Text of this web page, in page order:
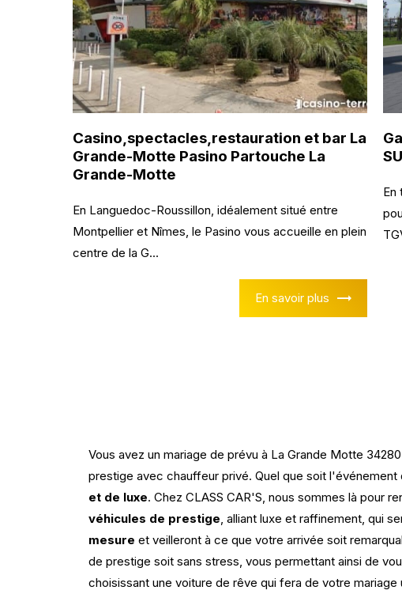
Casino,spectacles,restauration et bar La
Grande-Motte Pasino Partouche La
Grande-Motte
En Languedoc-Roussillon, idéalement situé entre
Montpellier et Nîmes, le Pasino vous accueille en plein
centre de la G...
En savoir plus
En
Vous avez un mariage de prévu à La Grande Motte
prestige avec chauffeur privé. Quel que soit
et de luxe. Chez CLASS CAR'S, nous sommes là pour
véhicules de prestige, alliant luxe et raffinement, qui
mesure et veilleront à ce que votre arrivée soit
de prestige soit sans stress, vous permettant ainsi de
choisissant une voiture de rêve qui fera de votre mariage